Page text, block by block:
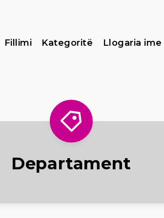
Fillimi Kategoritë Llogaria ime
Departament